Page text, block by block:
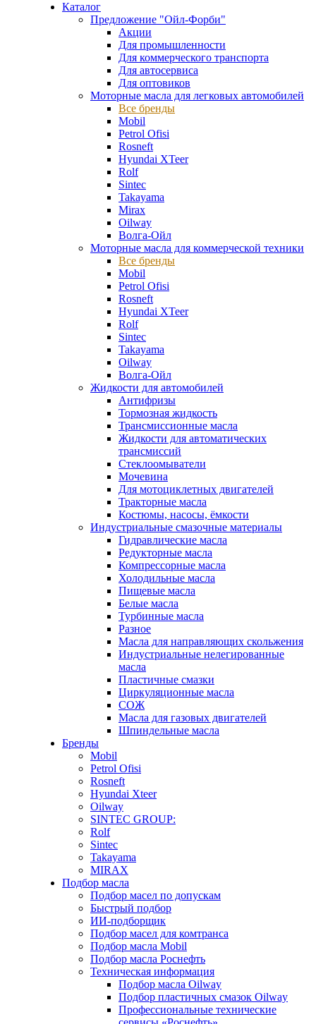
Каталог
Предложение "Ойл-Форби"
Акции
Для промышленности
Для коммерческого транспорта
Для автосервиса
Для оптовиков
Моторные масла для легковых автомобилей
Все бренды
Mobil
Petrol Ofisi
Rosneft
Hyundai XTeer
Rolf
Sintec
Takayama
Mirax
Oilway
Волга-Ойл
Моторные масла для коммерческой техники
Все бренды
Mobil
Petrol Ofisi
Rosneft
Hyundai XTeer
Rolf
Sintec
Takayama
Oilway
Волга-Ойл
Жидкости для автомобилей
Антифризы
Тормозная жидкость
Трансмиссионные масла
Жидкости для автоматических
трансмиссий
Стеклоомыватели
Мочевина
Для мотоциклетных двигателей
Тракторные масла
Костюмы, насосы, ёмкости
Индустриальные смазочные материалы
Гидравлические масла
Редукторные масла
Компрессорные масла
Холодильные масла
Пищевые масла
Белые масла
Турбинные масла
Разное
Масла для направляющих скольжения
Индустриальные нелегированные
масла
Пластичные смазки
Циркуляционные масла
СОЖ
Масла для газовых двигателей
Шпиндельные масла
Бренды
Mobil
Petrol Ofisi
Rosneft
Hyundai Xteer
Oilway
SINTEC GROUP:
Rolf
Sintec
Takayama
MIRAX
Подбор масла
Подбор масел по допускам
Быстрый подбор
ИИ-подборщик
Подбор масел для комтранса
Подбор масла Mobil
Подбор масла Роснефть
Техническая информация
Подбор масла Oilway
Подбор пластичных смазок Oilway
Профессиональные технические